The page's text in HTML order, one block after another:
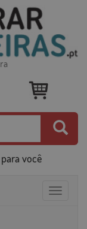
você
Toggle